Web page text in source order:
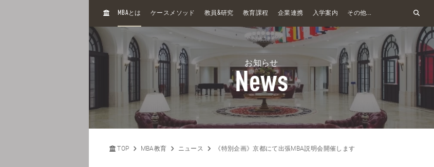
H
MBAとは ケースメソッド 教員&研究 教育課程 企業連携 入学案内 その他...
お知らせ
News
TOP MBA教育 ニュース 《特別企画》京都にて出張MBA説明会開催します